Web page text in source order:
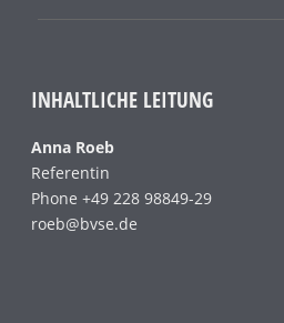
INHALTLICHE LEITUNG
Anna Roeb
Referentin
Phone +49 228 98849-29
roeb@bvse.de